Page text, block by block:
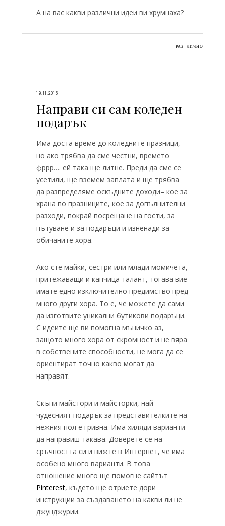
А на вас какви различни идеи ви хрумнаха?
РАЗ-ЛИЧНО
19.11.2015
Направи си сам коледен
подарък
Има доста време до коледните празници,
но ако трябва да сме честни, времето
фррр…. ей така ще литне. Преди да сме се
усетили, ще вземем заплата и ще трябва
да разпределяме оскъдните доходи– кое за
храна по празниците, кое за допълнителни
разходи, покрай посрещане на гости, за
пътуване и за подаръци и изненади за
обичаните хора.
Ако сте майки, сестри или млади момичета,
притежаващи и капчица талант, тогава вие
имате едно изключително предимство пред
много други хора. То е, че можете да сами
да изготвите уникални бутикови подаръци.
С идеите ще ви помогна мъничко аз,
защото много хора от скромност и не вяра
в собствените способности, не мога да се
ориентират точно какво могат да
направят.
Скъпи майстори и майсторки, най-
чудесният подарък за представителките на
нежния пол е гривна. Има хиляди варианти
да направиш такава. Доверете се на
сръчността си и вижте в Интернет, че има
особено много варианти. В това
отношение много ще помогне сайтът
Pinterest, където ще отриете дори
инструкции за създаването на какви ли не
джунджурии.